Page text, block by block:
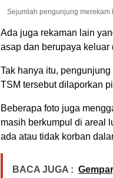
Sejumlah pengunjung merekam
Ada juga rekaman lain
asap dan berupaya keluar
Tak hanya itu,
TSM tersebut dilaporkan
Beberapa foto juga
masih berkumpul di areal
ada atau tidak korban
BACA JUGA :